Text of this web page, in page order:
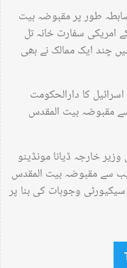
طور پر مقبوضہ بیت
امریکی سفارت خانہ تل
چند ایک ممالک نے بھی
کا دارالحکومت
مقبوضہ بیت المقدس
خارجہ ڈیانا مونڈینو
سے مقبوضہ بیت المقدس
وجوہات کی بنا پر